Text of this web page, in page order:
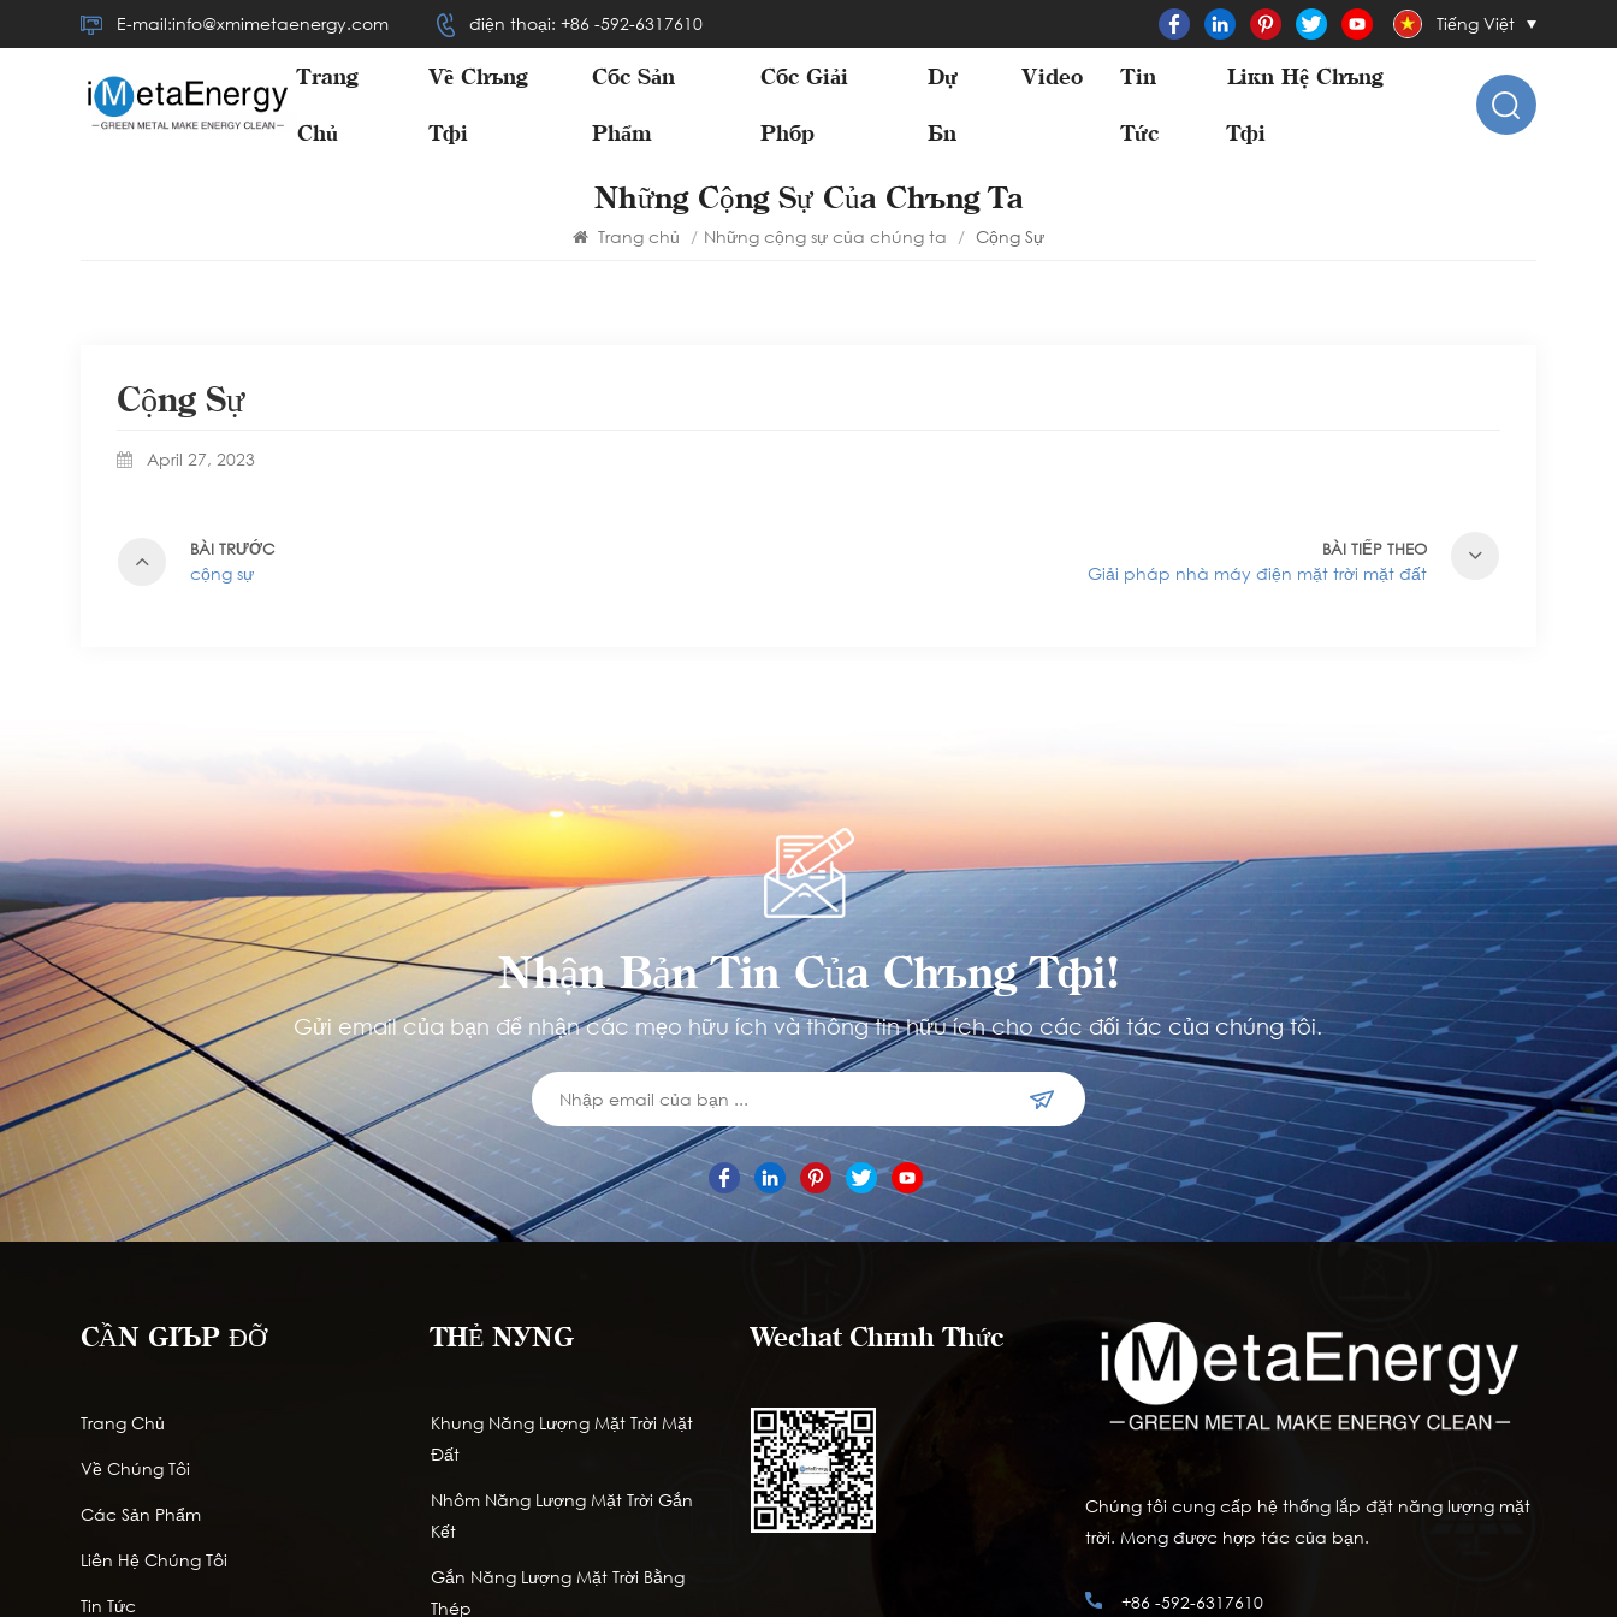
E-mail:info@xmimetaenergy.com điện thoại: +86 -592-6317610 Tiếng Việt
Trang
Chủ
Về Chúng
Tôi
Các Sản
Phẩm
Các Giải
Pháp
Dự
Án
Video Tin
Tức
Liên Hệ Chúng
Tôi
Những Cộng Sự Của Chúng Ta
Trang chủ / Những cộng sự của chúng ta / Cộng Sự
Cộng Sự
April 27, 2023
BÀI TRƯỚC
cộng sự
BÀI TIẾP THEO
Giải pháp nhà máy điện mặt trời mặt đất
Nhận Bản Tin Của Chúng Tôi!
Gửi email của bạn để nhận các mẹo hữu ích và thông tin hữu ích cho các đối tác của chúng tôi.
CẦN GIÚP ĐỠ
Trang Chủ
Về Chúng Tôi
Các Sản Phẩm
Liên Hệ Chúng Tôi
Tin Tức
THẺ NÓNG
Khung Năng Lượng Mặt Trời Mặt
Đất
Nhôm Năng Lượng Mặt Trời Gắn
Kết
Gắn Năng Lượng Mặt Trời Bằng
Thép
Wechat Chính Thức
Chúng tôi cung cấp hệ thống lắp đặt năng lượng mặt
trời. Mong được hợp tác của bạn.
+86 -592-6317610